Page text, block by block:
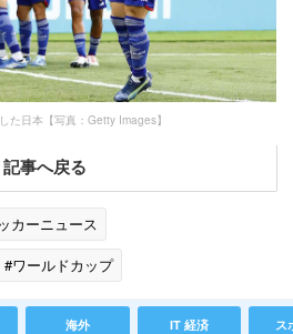
た日本【写真：Getty Images】
記事へ戻る
カーニュース
#ワールドカップ
ス
海外 IT 経済 ス